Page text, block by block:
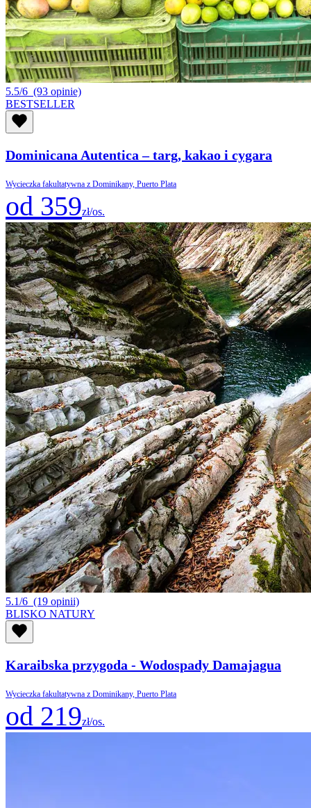
5.5/6 (93 opinie)
BESTSELLER
Dominicana Autentica – targ, kakao i cygara
Wycieczka fakultatywna z Dominikany, Puerto Plata
od 359zł/os.
5.1/6 (19 opinii)
BLISKO NATURY
Karaibska przygoda - Wodospady Damajagua
Wycieczka fakultatywna z Dominikany, Puerto Plata
od 219zł/os.